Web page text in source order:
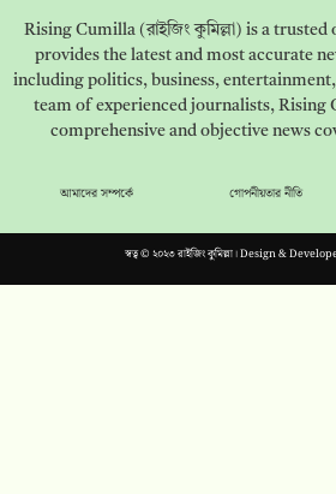
Rising Cumilla (রাইজিং কুমিল্লা) is a
provides the latest and most accurate
including politics, business,
team of experienced journalists, Rising
comprehensive and objective news
আমাদের সম্পর্কে গোপনীয়তার নীতি
স্বত্ব © ২০২৩ রাইজিং কুমিল্লা। Design &